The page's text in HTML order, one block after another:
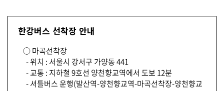
한강버스 선착장 안내
○ 마곡선착장
- 위치 : 서울시 강서구 가양동 441
- 교통 : 지하철 9호선 양천향교역에서 도보 12분
- 셔틀버스 운행(발산역-양천향교역-마곡선착장-양천향교